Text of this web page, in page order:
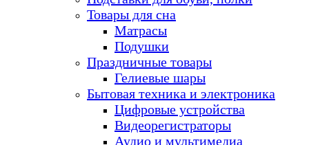
Товары для сна
Матрасы
Подушки
Праздничные товары
Гелиевые шары
Бытовая техника и электроника
Цифровые устройства
Видеорегистраторы
Аудио и мультимедиа